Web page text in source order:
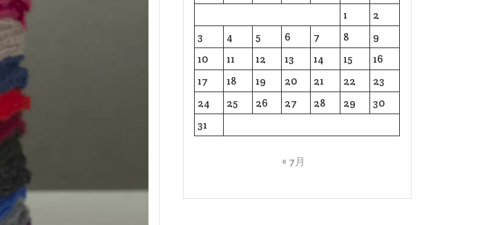
1
2
3
4 5 6 7 8
9
10
11 12 13 14 15
16
17
18 19 20 21 22
23
24
25 26 27 28 29
30
31
« 7月